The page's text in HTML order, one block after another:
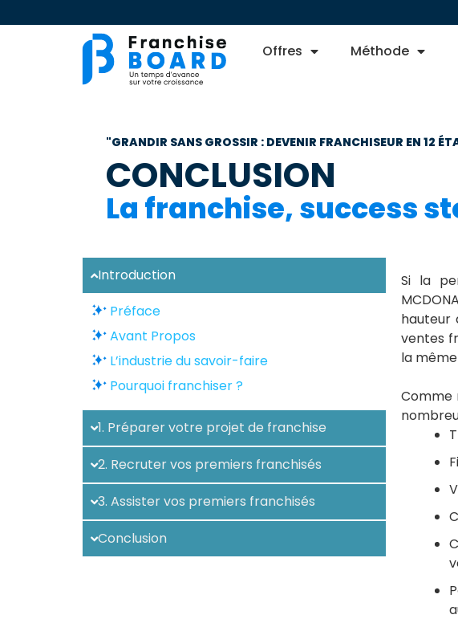
Offres Méthode
"GRANDIR SANS GROSSIR : DEVENIR FRANCHISEUR EN 12
CONCLUSION
La franchise, success
Introduction
Préface
Avant Propos
L’industrie du savoir-faire
Pourquoi franchiser ?
1. Préparer votre projet de franchise
2. Recruter vos premiers franchisés
3. Assister vos premiers franchisés
Conclusion
Si la
hauteur
ventes
la
Comme